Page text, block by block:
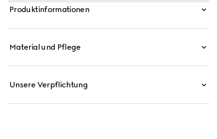
Produktinformationen
Material und Pflege
Unsere Verpflichtung